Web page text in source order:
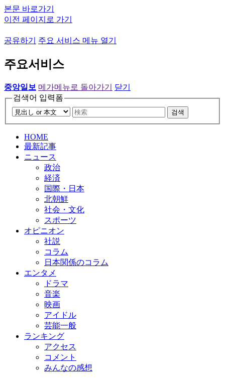
본문 바로가기
이전 페이지로 가기
공유하기 주요 서비스 메뉴 열기
주요서비스
중앙일보 메가메뉴로 돌아가기
닫기
검색어 입력폼
검색
HOME
最新記事
ニュース
政治
経済
国際・日本
北朝鮮
社会・文化
スポーツ
オピニオン
社説
コラム
日本関係のコラム
エンタメ
ドラマ
音楽
映画
アイドル
芸能一般
ランキング
アクセス
コメント
みんなの感想